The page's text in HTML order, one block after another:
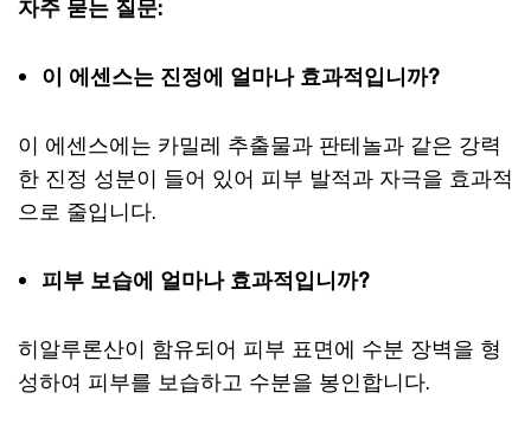
자주 묻는 질문:
이 에센스는 진정에 얼마나 효과적입니까?
이 에센스에는 카밀레 추출물과 판테놀과 같은 강력
한 진정 성분이 들어 있어 피부 발적과 자극을 효과적
으로 줄입니다.
피부 보습에 얼마나 효과적입니까?
히알루론산이 함유되어 피부 표면에 수분 장벽을 형
성하여 피부를 보습하고 수분을 봉인합니다.